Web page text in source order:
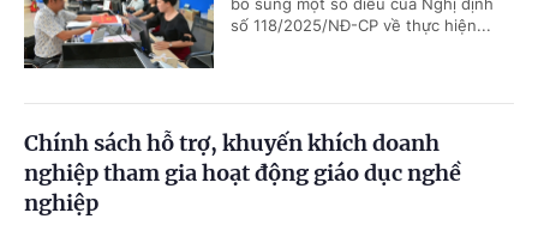
số 118/2025/NĐ-CP về thực hiện...
Chính sách hỗ trợ, khuyến khích doanh
nghiệp tham gia hoạt động giáo dục nghề
nghiệp